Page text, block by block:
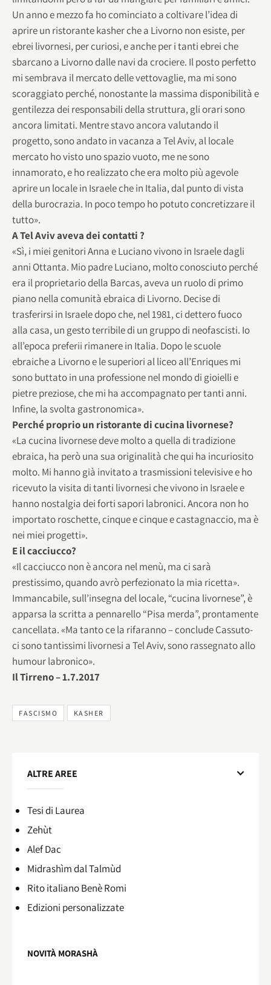
Un anno e mezzo fa ho cominciato a coltivare l’idea di
aprire un ristorante kasher che a Livorno non esiste, per
ebrei livornesi, per curiosi, e anche per i tanti ebrei che
sbarcano a Livorno dalle navi da crociere. Il posto perfetto
mi sembrava il mercato delle vettovaglie, ma mi sono
scoraggiato perché, nonostante la massima disponibilità e
gentilezza dei responsabili della struttura, gli orari sono
ancora limitati. Mentre stavo ancora valutando il
progetto, sono andato in vacanza a Tel Aviv, al locale
mercato ho visto uno spazio vuoto, me ne sono
innamorato, e ho realizzato che era molto più agevole
aprire un locale in Israele che in Italia, dal punto di vista
della burocrazia. In poco tempo ho potuto concretizzare il
tutto».
A Tel Aviv aveva dei contatti ?
«Sì, i miei genitori Anna e Luciano vivono in Israele dagli
anni Ottanta. Mio padre Luciano, molto conosciuto perché
era il proprietario della Barcas, aveva un ruolo di primo
piano nella comunità ebraica di Livorno. Decise di
trasferirsi in Israele dopo che, nel 1981, ci dettero fuoco
alla casa, un gesto terribile di un gruppo di neofascisti. Io
all’epoca preferii rimanere in Italia. Dopo le scuole
ebraiche a Livorno e le superiori al liceo all’Enriques mi
sono buttato in una professione nel mondo di gioielli e
pietre preziose, che mi ha accompagnato per tanti anni.
Infine, la svolta gastronomica».
Perché proprio un ristorante di cucina livornese?
«La cucina livornese deve molto a quella di tradizione
ebraica, ha però una sua originalità che qui ha incuriosito
molto. Mi hanno già invitato a trasmissioni televisive e ho
ricevuto la visita di tanti livornesi che vivono in Israele e
hanno nostalgia dei forti sapori labronici. Ancora non ho
importato roschette, cinque e cinque e castagnaccio, ma è
nei miei progetti».
E il cacciucco?
«Il cacciucco non è ancora nel menù, ma ci sarà
prestissimo, quando avrò perfezionato la mia ricetta».
Immancabile, sull’insegna del locale, “cucina livornese”, è
apparsa la scritta a pennarello “Pisa merda”, prontamente
cancellata. «Ma tanto ce la rifaranno – conclude Cassuto-
ci sono tantissimi livornesi a Tel Aviv, sono rassegnato allo
humour labronico».
Il Tirreno – 1.7.2017
FASCISMO KASHER
ALTRE AREE
Tesi di Laurea
Zehùt
Alef Dac
Midrashìm dal Talmùd
Rito italiano Benè Romi​
Edizioni personalizzate
NOVITÀ MORASHÀ